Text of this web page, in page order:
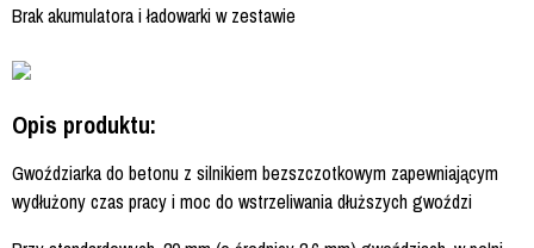
Brak akumulatora i ładowarki w zestawie
Opis produktu:
Gwoździarka do betonu z silnikiem bezszczotkowym zapewniającym
wydłużony czas pracy i moc do wstrzeliwania dłuższych gwoździ